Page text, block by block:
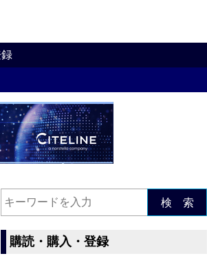
検 索
購読・購入・登録